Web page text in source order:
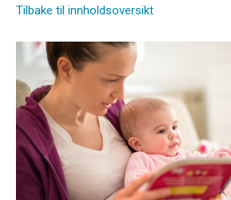
Tilbake til innholdsoversikt